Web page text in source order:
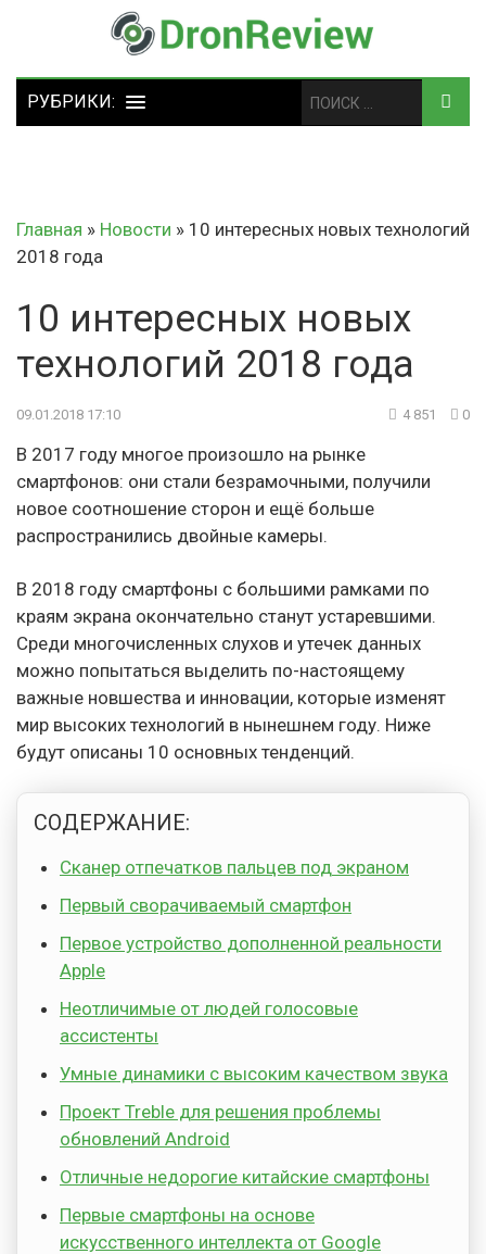
Главная » Новости » 10 интересных новых технологий
2018 года
10 интересных новых
технологий 2018 года
09.01.2018 17:10 4 851 0
В 2017 году многое произошло на рынке
смартфонов: они стали безрамочными, получили
новое соотношение сторон и ещё больше
распространились двойные камеры.
В 2018 году смартфоны с большими рамками по
краям экрана окончательно станут устаревшими.
Среди многочисленных слухов и утечек данных
можно попытаться выделить по-настоящему
важные новшества и инновации, которые изменят
мир высоких технологий в нынешнем году. Ниже
будут описаны 10 основных тенденций.
СОДЕРЖАНИЕ:
Сканер отпечатков пальцев под экраном
Первый сворачиваемый смартфон
Первое устройство дополненной реальности
Apple
Неотличимые от людей голосовые
ассистенты
Умные динамики с высоким качеством звука
Проект Treble для решения проблемы
обновлений Android
Отличные недорогие китайские смартфоны
Первые смартфоны на основе
искусственного интеллекта от Google